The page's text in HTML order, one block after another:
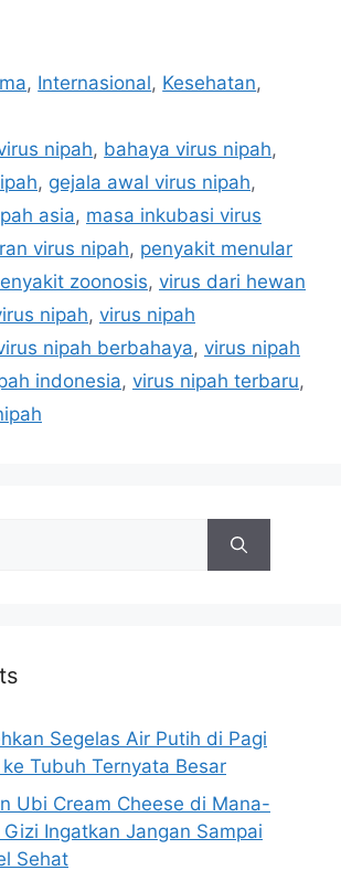
, Internasional, Kesehatan,
nipah, bahaya virus nipah,
, gejala awal virus nipah,
asia, masa inkubasi virus
virus nipah, penyakit menular
zoonosis, virus dari hewan
nipah, virus nipah
nipah berbahaya, virus nipah
indonesia, virus nipah terbaru,
Segelas Air Putih di Pagi
Tubuh Ternyata Besar
Ubi Cream Cheese di Mana-
Ingatkan Jangan Sampai
Sehat